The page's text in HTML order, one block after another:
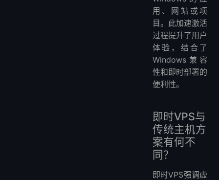
用、网站或项
目。此加速激活
过程提升了用户
体验，结合了
Windows兼容
性和即时部署的
便利性。
即时VPS与
传统主机方
案有何不
同？
即时VPS强调虚